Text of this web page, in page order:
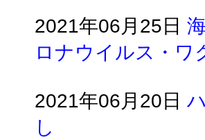
2021年06月25日
ロナウイルス・ワ
2021年06月20日
し